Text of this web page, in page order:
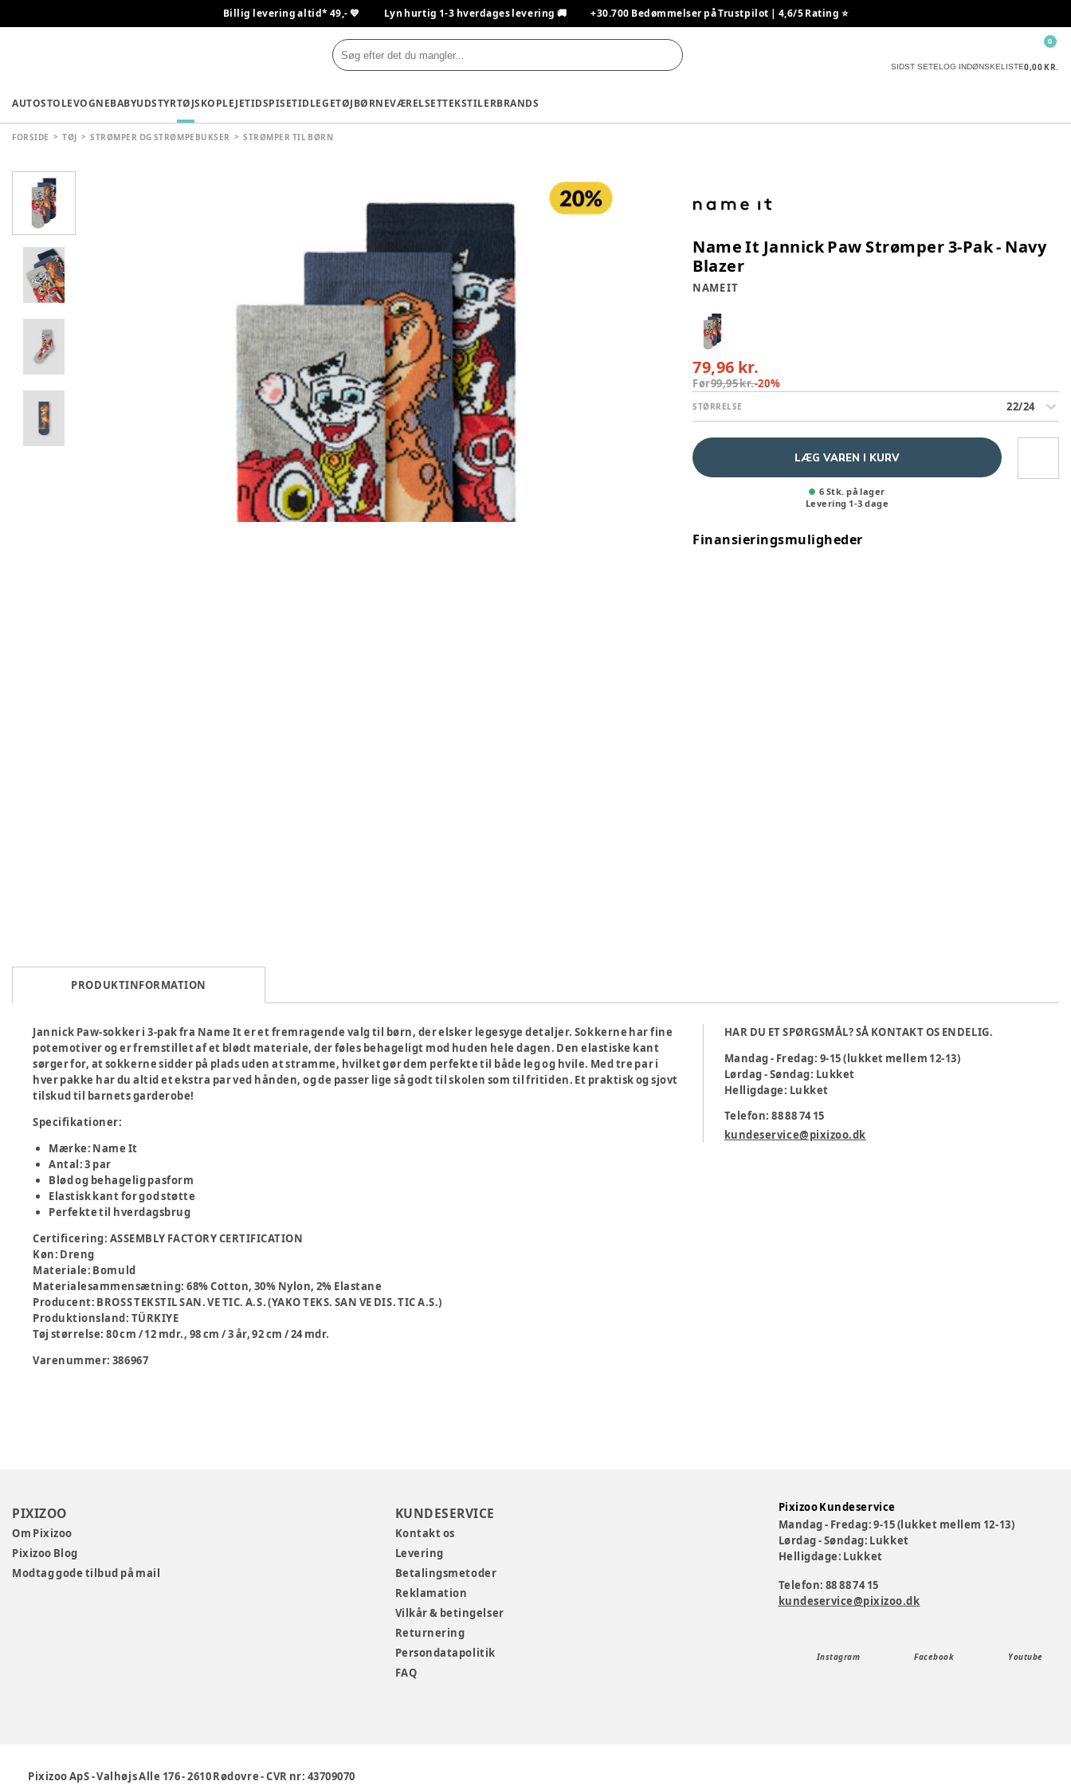
Billig levering altid* 49,- 💙 Lyn hurtig 1-3 hverdages levering 🚚 +30.700 Bedømmelser på Trustpilot | 4,6/5 Rating ⭐️
SIDST SETELOG INDØNSKELISTE0,00 KR.
0
AUTOSTOLEVOGNEBABYUDSTYRTØJSKOPLEJETIDSPISETIDLEGETØJBØRNEVÆRELSETTEKSTILERBRANDS
FORSIDE TØJ STRØMPER OG STRØMPEBUKSER STRØMPER TIL BØRN
Name It Jannick Paw Strømper 3-Pak - Navy
Blazer
NAME IT
79,96 kr.
Før99,95 kr.-20%
STØRRELSE 22/24
LÆG VAREN I KURV
6 Stk. på lager
Levering 1-3 dage
Finansieringsmuligheder
PRODUKTINFORMATION
Jannick Paw-sokker i 3-pak fra Name It er et fremragende valg til børn, der elsker legesyge detaljer. Sokkerne har fine
potemotiver og er fremstillet af et blødt materiale, der føles behageligt mod huden hele dagen. Den elastiske kant
sørger for, at sokkerne sidder på plads uden at stramme, hvilket gør dem perfekte til både leg og hvile. Med tre par i
hver pakke har du altid et ekstra par ved hånden, og de passer lige så godt til skolen som til fritiden. Et praktisk og sjovt
tilskud til barnets garderobe!
Specifikationer:
Mærke: Name It
Antal: 3 par
Blød og behagelig pasform
Elastisk kant for god støtte
Perfekte til hverdagsbrug
Certificering: ASSEMBLY FACTORY CERTIFICATION
Køn: Dreng
Materiale: Bomuld
Materialesammensætning:68% Cotton, 30% Nylon, 2% Elastane
Producent: BROSS TEKSTIL SAN. VE TIC. A.S. (YAKO TEKS. SAN VE DIS. TIC A.S.)
Produktionsland: TÜRKIYE
Tøj størrelse:80 cm / 12 mdr., 98 cm / 3 år, 92 cm / 24 mdr.
Varenummer: 386967
HAR DU ET SPØRGSMÅL? SÅ KONTAKT OS ENDELIG.
Mandag - Fredag: 9-15 (lukket mellem 12-13)
Lørdag - Søndag: Lukket
Helligdage: Lukket
Telefon: 88 88 74 15
kundeservice@pixizoo.dk
PIXIZOO
Om Pixizoo
Pixizoo Blog
Modtag gode tilbud på mail
KUNDESERVICE
Kontakt os
Levering
Betalingsmetoder
Reklamation
Vilkår & betingelser
Returnering
Persondatapolitik
FAQ
Pixizoo Kundeservice
Mandag - Fredag: 9-15 (lukket mellem 12-13)
Lørdag - Søndag: Lukket
Helligdage: Lukket
Telefon: 88 88 74 15
kundeservice@pixizoo.dk
Instagram Facebook Youtube
Pixizoo ApS-Valhøjs Alle 176-2610 Rødovre-CVR nr: 43709070